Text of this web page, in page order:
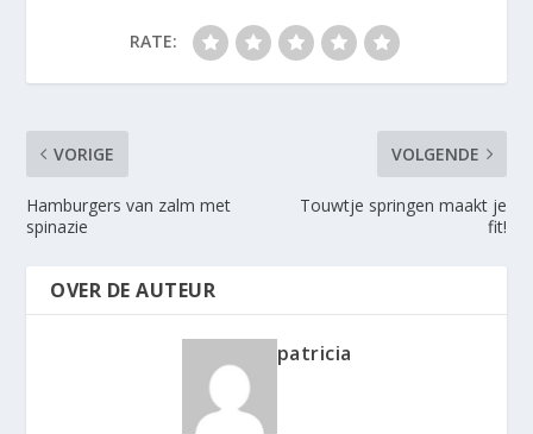
RATE:
VORIGE
Hamburgers van zalm met
spinazie
VOLGENDE
Touwtje springen maakt je
fit!
OVER DE AUTEUR
patricia